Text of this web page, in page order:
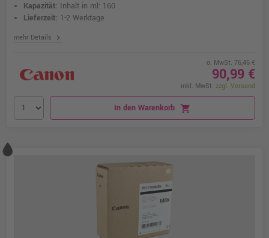
Kapazität: Inhalt in ml: 160
Lieferzeit: 1-2 Werktage
mehr Details chevron_right
o. MwSt. 76,46 €
90,99 €
inkl. MwSt. zzgl. Versand
In den Warenkorb shopping_cart